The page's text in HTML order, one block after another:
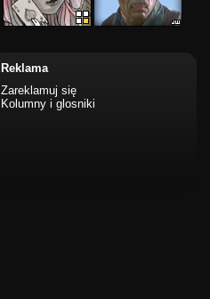
Reklama
Zareklamuj się
Kolumny i glosniki